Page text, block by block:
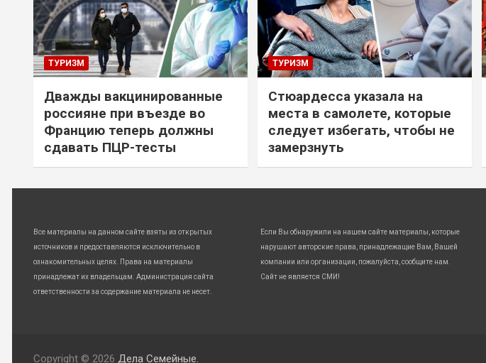
ТУРИЗМ
Дважды вакцинированные
россияне при въезде во
Францию теперь должны
сдавать ПЦР-тесты
ТУРИЗМ
Стюардесса указала на
места в самолете, которые
следует избегать, чтобы не
замерзнуть
Все материалы на данном сайте взяты из открытых
источников и предоставляются исключительно в
ознакомительных целях. Права на материалы
принадлежат их владельцам. Администрация сайта
ответственности за содержание материала не несет.
Если Вы обнаружили на нашем сайте материалы, которые
нарушают авторские права, принадлежащие Вам, Вашей
компании или организации, пожалуйста, сообщите нам.
Сайт не является СМИ!
Copyright © 2026 Дела Семейные.